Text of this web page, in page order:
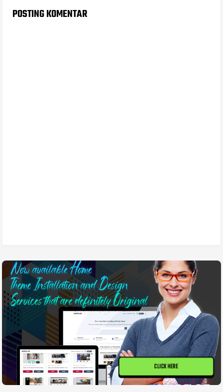
POSTING KOMENTAR
CLICK HERE